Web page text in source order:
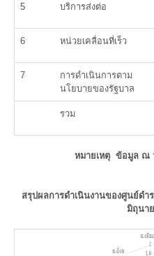
5 บริการส่งต่อ
6 หน่วยเคลื่อนที่เร็ว
7
การดำเนินการตาม
นโยบายของรัฐบาล
รวม
หมายเหตุ ข้อมูล ณ วั
สรุปผลการดำเนินงานของศูนย์ดำ
มิถุนา